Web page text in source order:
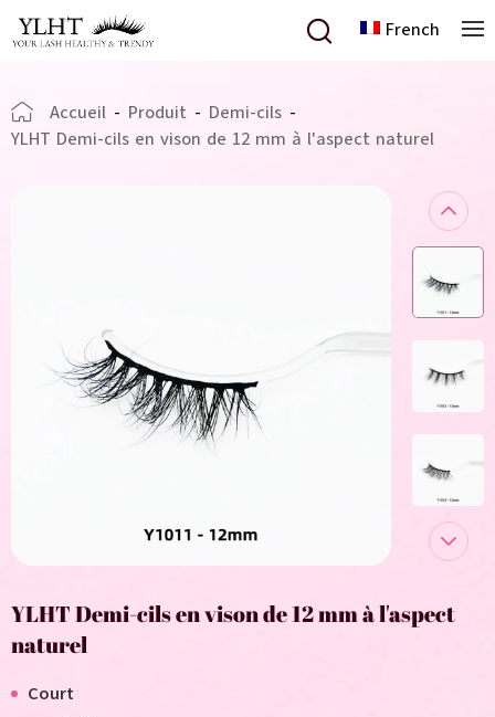
French
Accueil - Produit - Demi-cils -
YLHT Demi-cils en vison de 12 mm à l'aspect naturel
YLHT Demi-cils en vison de 12 mm à l'aspect
naturel
Court